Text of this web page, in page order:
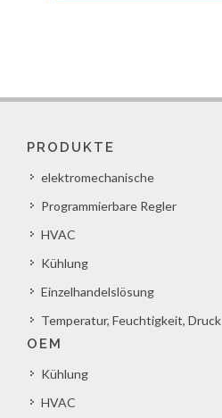
PRODUKTE
elektromechanische
Programmierbare Regler
HVAC
Kühlung
Einzelhandelslösung
Temperatur, Feuchtigkeit, Druck
OEM
Kühlung
HVAC